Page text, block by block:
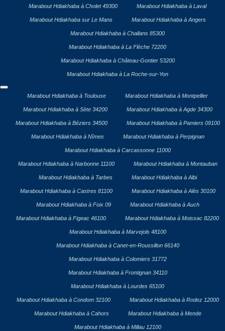
Marabout Hdiakhaba à Cholet 49300 Marabout Hdiakhaba à Laval
Marabout Hdiakhaba sur Le Mans Marabout Hdiakhaba à Angers
Marabout Hdiakhaba à Challans 85300
Marabout Hdiakhaba à La Flèche 72200
Marabout Hdiakhaba à Château-Gontier 53200
Marabout Hdiakhaba à La Roche-sur-Yon
Marabout Hdiakhaba à Toulouse Marabout Hdiakhaba à Montpellier
Marabout Hdiakhaba à Sète 34200 Marabout Hdiakhaba à Agde 34300
Marabout Hdiakhaba à Béziers 34500 Marabout Hdiakhaba à Pamiers 09100
Marabout Hdiakhaba à Nîmes Marabout Hdiakhaba à Perpignan
Marabout Hdiakhaba à Carcassonne 11000
Marabout Hdiakhaba à Narbonne 11100 Marabout Hdiakhaba à Montauban
Marabout Hdiakhaba à Tarbes Marabout Hdiakhaba à Albi
Marabout Hdiakhaba à Castres 81100 Marabout Hdiakhaba à Alès 30100
Marabout Hdiakhaba à Foix 09 Marabout Hdiakhaba à Auch
Marabout Hdiakhaba à Figeac 46100 Marabout Hdiakhaba à Moissac 82200
Marabout Hdiakhaba à Marvejols 48100
Marabout Hdiakhaba à Canet-en-Roussillon 66140
Marabout Hdiakhaba à Colomiers 31772
Marabout Hdiakhaba à Frontignan 34110
Marabout Hdiakhaba à Lourdes 65100
Marabout Hdiakhaba à Condom 32100 Marabout Hdiakhaba à Rodez 12000
Marabout Hdiakhaba à Cahors Marabout Hdiakhaba à Mende
Marabout Hdiakhaba à Millau 12100